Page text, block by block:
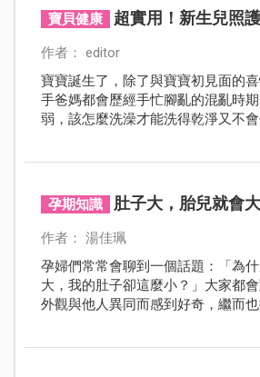
寶貝健康 超實用！新生兒照
作者： editor
寶寶誕生了，除了與寶寶初見面的
手爸媽都會歷經手忙腳亂的混亂時
弱，該怎麼洗澡才能洗得乾淨又不
方式； 也請小兒科醫師重點講解新
期的特別企劃文章，新手爸媽絕對不
孕期知識 肚子大，胎兒就會
作者： 湯佳珮
孕婦們常常會聊到一個話題：「為
大，我的肚子卻這麼小？」大家都會
外觀與他人異同而感到好奇，繼而